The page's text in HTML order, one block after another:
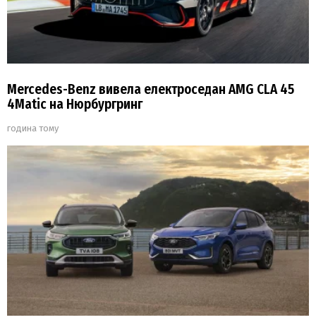
Mercedes-Benz вивела електроседан AMG CLA 45
4Matic на Нюрбургринг
година тому